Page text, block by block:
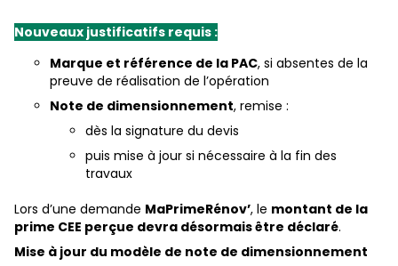
Nouveaux justificatifs requis :
Marque et référence de la PAC, si absentes de la
preuve de réalisation de l’opération
Note de dimensionnement, remise :
dès la signature du devis
puis mise à jour si nécessaire à la fin des
travaux
Lors d’une demande MaPrimeRénov’, le montant de la
prime CEE perçue devra désormais être déclaré.
Mise à jour du modèle de note de dimensionnement